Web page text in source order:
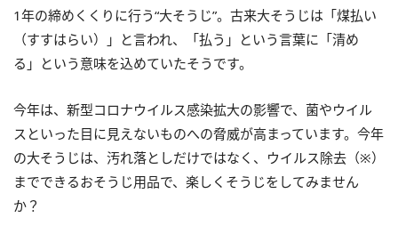
1年の締めくくりに行う“大そうじ”。古来大そうじは「煤払い
（すすはらい）」と言われ、「払う」という言葉に「清め
る」という意味を込めていたそうです。
今年は、新型コロナウイルス感染拡大の影響で、菌やウイル
スといった目に見えないものへの脅威が高まっています。今年
の大そうじは、汚れ落としだけではなく、ウイルス除去（※）
までできるおそうじ用品で、楽しくそうじをしてみません
か？